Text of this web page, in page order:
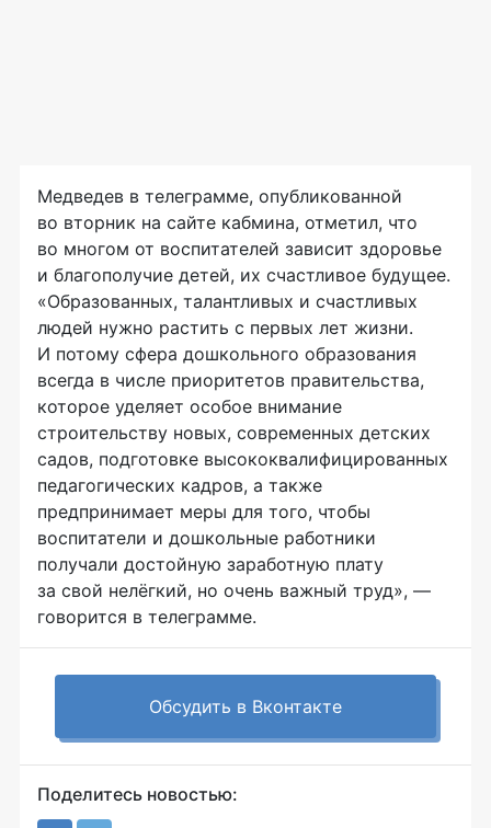
Медведев в телеграмме, опубликованной
во вторник на сайте кабмина, отметил, что
во многом от воспитателей зависит здоровье
и благополучие детей, их счастливое будущее.
«Образованных, талантливых и счастливых
людей нужно растить с первых лет жизни.
И потому сфера дошкольного образования
всегда в числе приоритетов правительства,
которое уделяет особое внимание
строительству новых, современных детских
садов, подготовке высококвалифицированных
педагогических кадров, а также
предпринимает меры для того, чтобы
воспитатели и дошкольные работники
получали достойную заработную плату
за свой нелёгкий, но очень важный труд», —
говорится в телеграмме.
Обсудить в Вконтакте
Поделитесь новостью: